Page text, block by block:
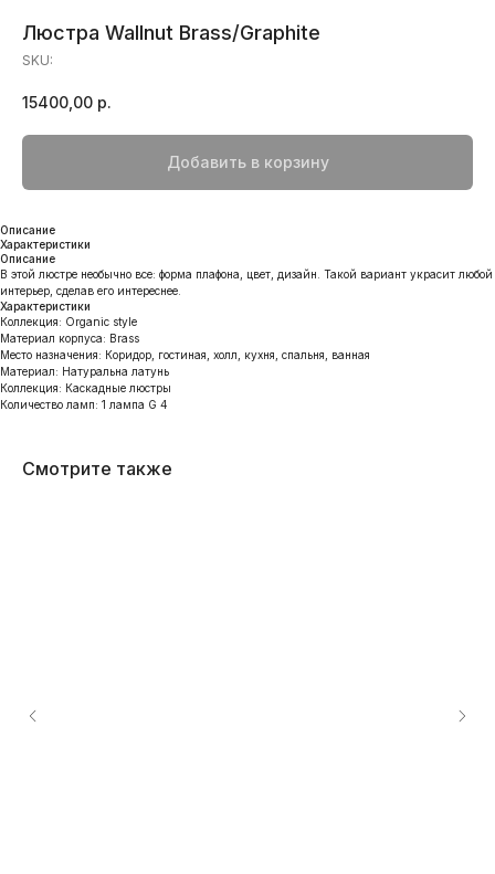
Люстра Wallnut Brass/Graphite
SKU:
15400,00 р.
Добавить в корзину
Описание
Характеристики
Описание
В этой люстре необычно все: форма плафона, цвет, дизайн. Такой вариант украсит любой
интерьер, сделав его интереснее.
Характеристики
Коллекция: Organic style
Материал корпуса: Brass
Место назначения: Коридор, гостиная, холл, кухня, спальня, ванная
Материал: Натуральна латунь
Коллекция: Каскадные люстры
Количество ламп: 1 лампа G 4
Смотрите также